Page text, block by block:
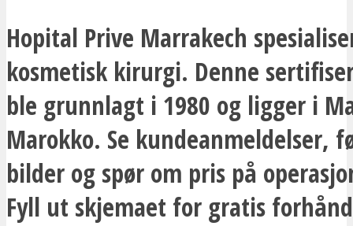
Hopital Prive Marrakech
kosmetisk kirurgi. Denne
ble grunnlagt i 1980 og ligger i
Marokko. Se kundeanmeldelser,
bilder og spør om pris på
Fyll ut skjemaet for gratis